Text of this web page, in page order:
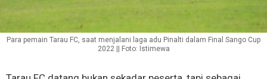
Para pemain Tarau FC, saat menjalani laga adu Pinalti dalam Final Sango Cup
2022 || Foto: Istimewa